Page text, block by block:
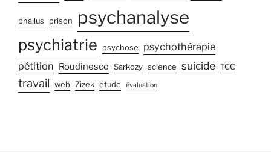
phallus prison psychanalyse
psychiatrie psychose
psychothérapie
pétition Roudinesco Sarkozy science suicide TCC
travail web Zizek étude évaluation